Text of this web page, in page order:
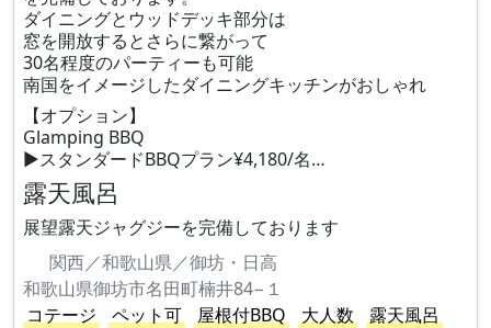
ダイニングとウッドデッキ部分は
窓を開放するとさらに繋がって
30名程度のパーティーも可能
南国をイメージしたダイニングキッチンがおしゃれ
【オプション】
Glamping BBQ
▶︎スタンダードBBQプラン¥4,180/名…
露天風呂
展望露天ジャグジーを完備しております
関西／和歌山県／御坊・日高
和歌山県御坊市名田町楠井84−１
コテージ
ペット可 屋根付BBQ 大人数
露天風呂